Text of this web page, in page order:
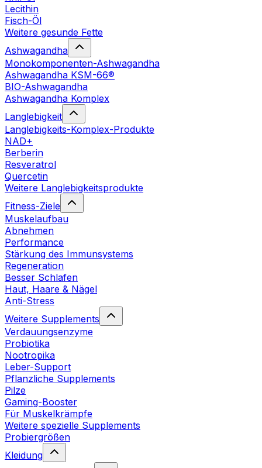
Lecithin
Fisch-Öl
Weitere gesunde Fette
Ashwagandha
Monokomponenten-Ashwagandha
Ashwagandha KSM-66®
BIO-Ashwagandha
Ashwagandha Komplex
Langlebigkeit
Langlebigkeits-Komplex-Produkte
NAD+
Berberin
Resveratrol
Quercetin
Weitere Langlebigkeitsprodukte
Fitness-Ziele
Muskelaufbau
Abnehmen
Performance
Stärkung des Immunsystems
Regeneration
Besser Schlafen
Haut, Haare & Nägel
Anti-Stress
Weitere Supplements
Verdauungsenzyme
Probiotika
Nootropika
Leber-Support
Pflanzliche Supplements
Pilze
Gaming-Booster
Für Muskelkrämpfe
Weitere spezielle Supplements
Probiergrößen
Kleidung